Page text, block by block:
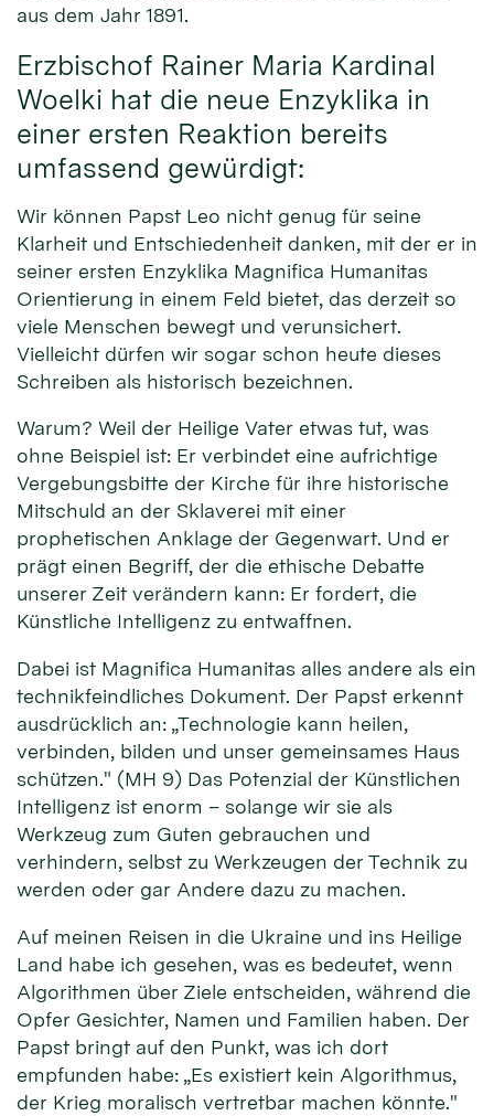
aus dem Jahr 1891.
Erzbischof Rainer Maria Kardinal
Woelki hat die neue Enzyklika in
einer ersten Reaktion bereits
umfassend gewürdigt:
Wir können Papst Leo nicht genug für seine
Klarheit und Entschiedenheit danken, mit der er in
seiner ersten Enzyklika Magnifica Humanitas
Orientierung in einem Feld bietet, das derzeit so
viele Menschen bewegt und verunsichert.
Vielleicht dürfen wir sogar schon heute dieses
Schreiben als historisch bezeichnen.
Warum? Weil der Heilige Vater etwas tut, was
ohne Beispiel ist: Er verbindet eine aufrichtige
Vergebungsbitte der Kirche für ihre historische
Mitschuld an der Sklaverei mit einer
prophetischen Anklage der Gegenwart. Und er
prägt einen Begriff, der die ethische Debatte
unserer Zeit verändern kann: Er fordert, die
Künstliche Intelligenz zu entwaffnen.
Dabei ist Magnifica Humanitas alles andere als ein
technikfeindliches Dokument. Der Papst erkennt
ausdrücklich an: „Technologie kann heilen,
verbinden, bilden und unser gemeinsames Haus
schützen." (MH 9) Das Potenzial der Künstlichen
Intelligenz ist enorm – solange wir sie als
Werkzeug zum Guten gebrauchen und
verhindern, selbst zu Werkzeugen der Technik zu
werden oder gar Andere dazu zu machen.
Auf meinen Reisen in die Ukraine und ins Heilige
Land habe ich gesehen, was es bedeutet, wenn
Algorithmen über Ziele entscheiden, während die
Opfer Gesichter, Namen und Familien haben. Der
Papst bringt auf den Punkt, was ich dort
empfunden habe: „Es existiert kein Algorithmus,
der Krieg moralisch vertretbar machen könnte."